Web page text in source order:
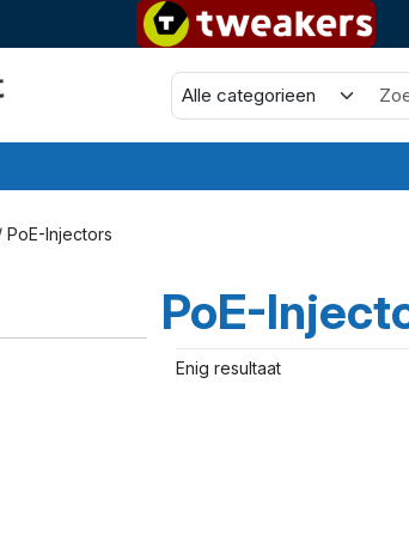
PoE-Injectors
PoE-
Enig resultaat